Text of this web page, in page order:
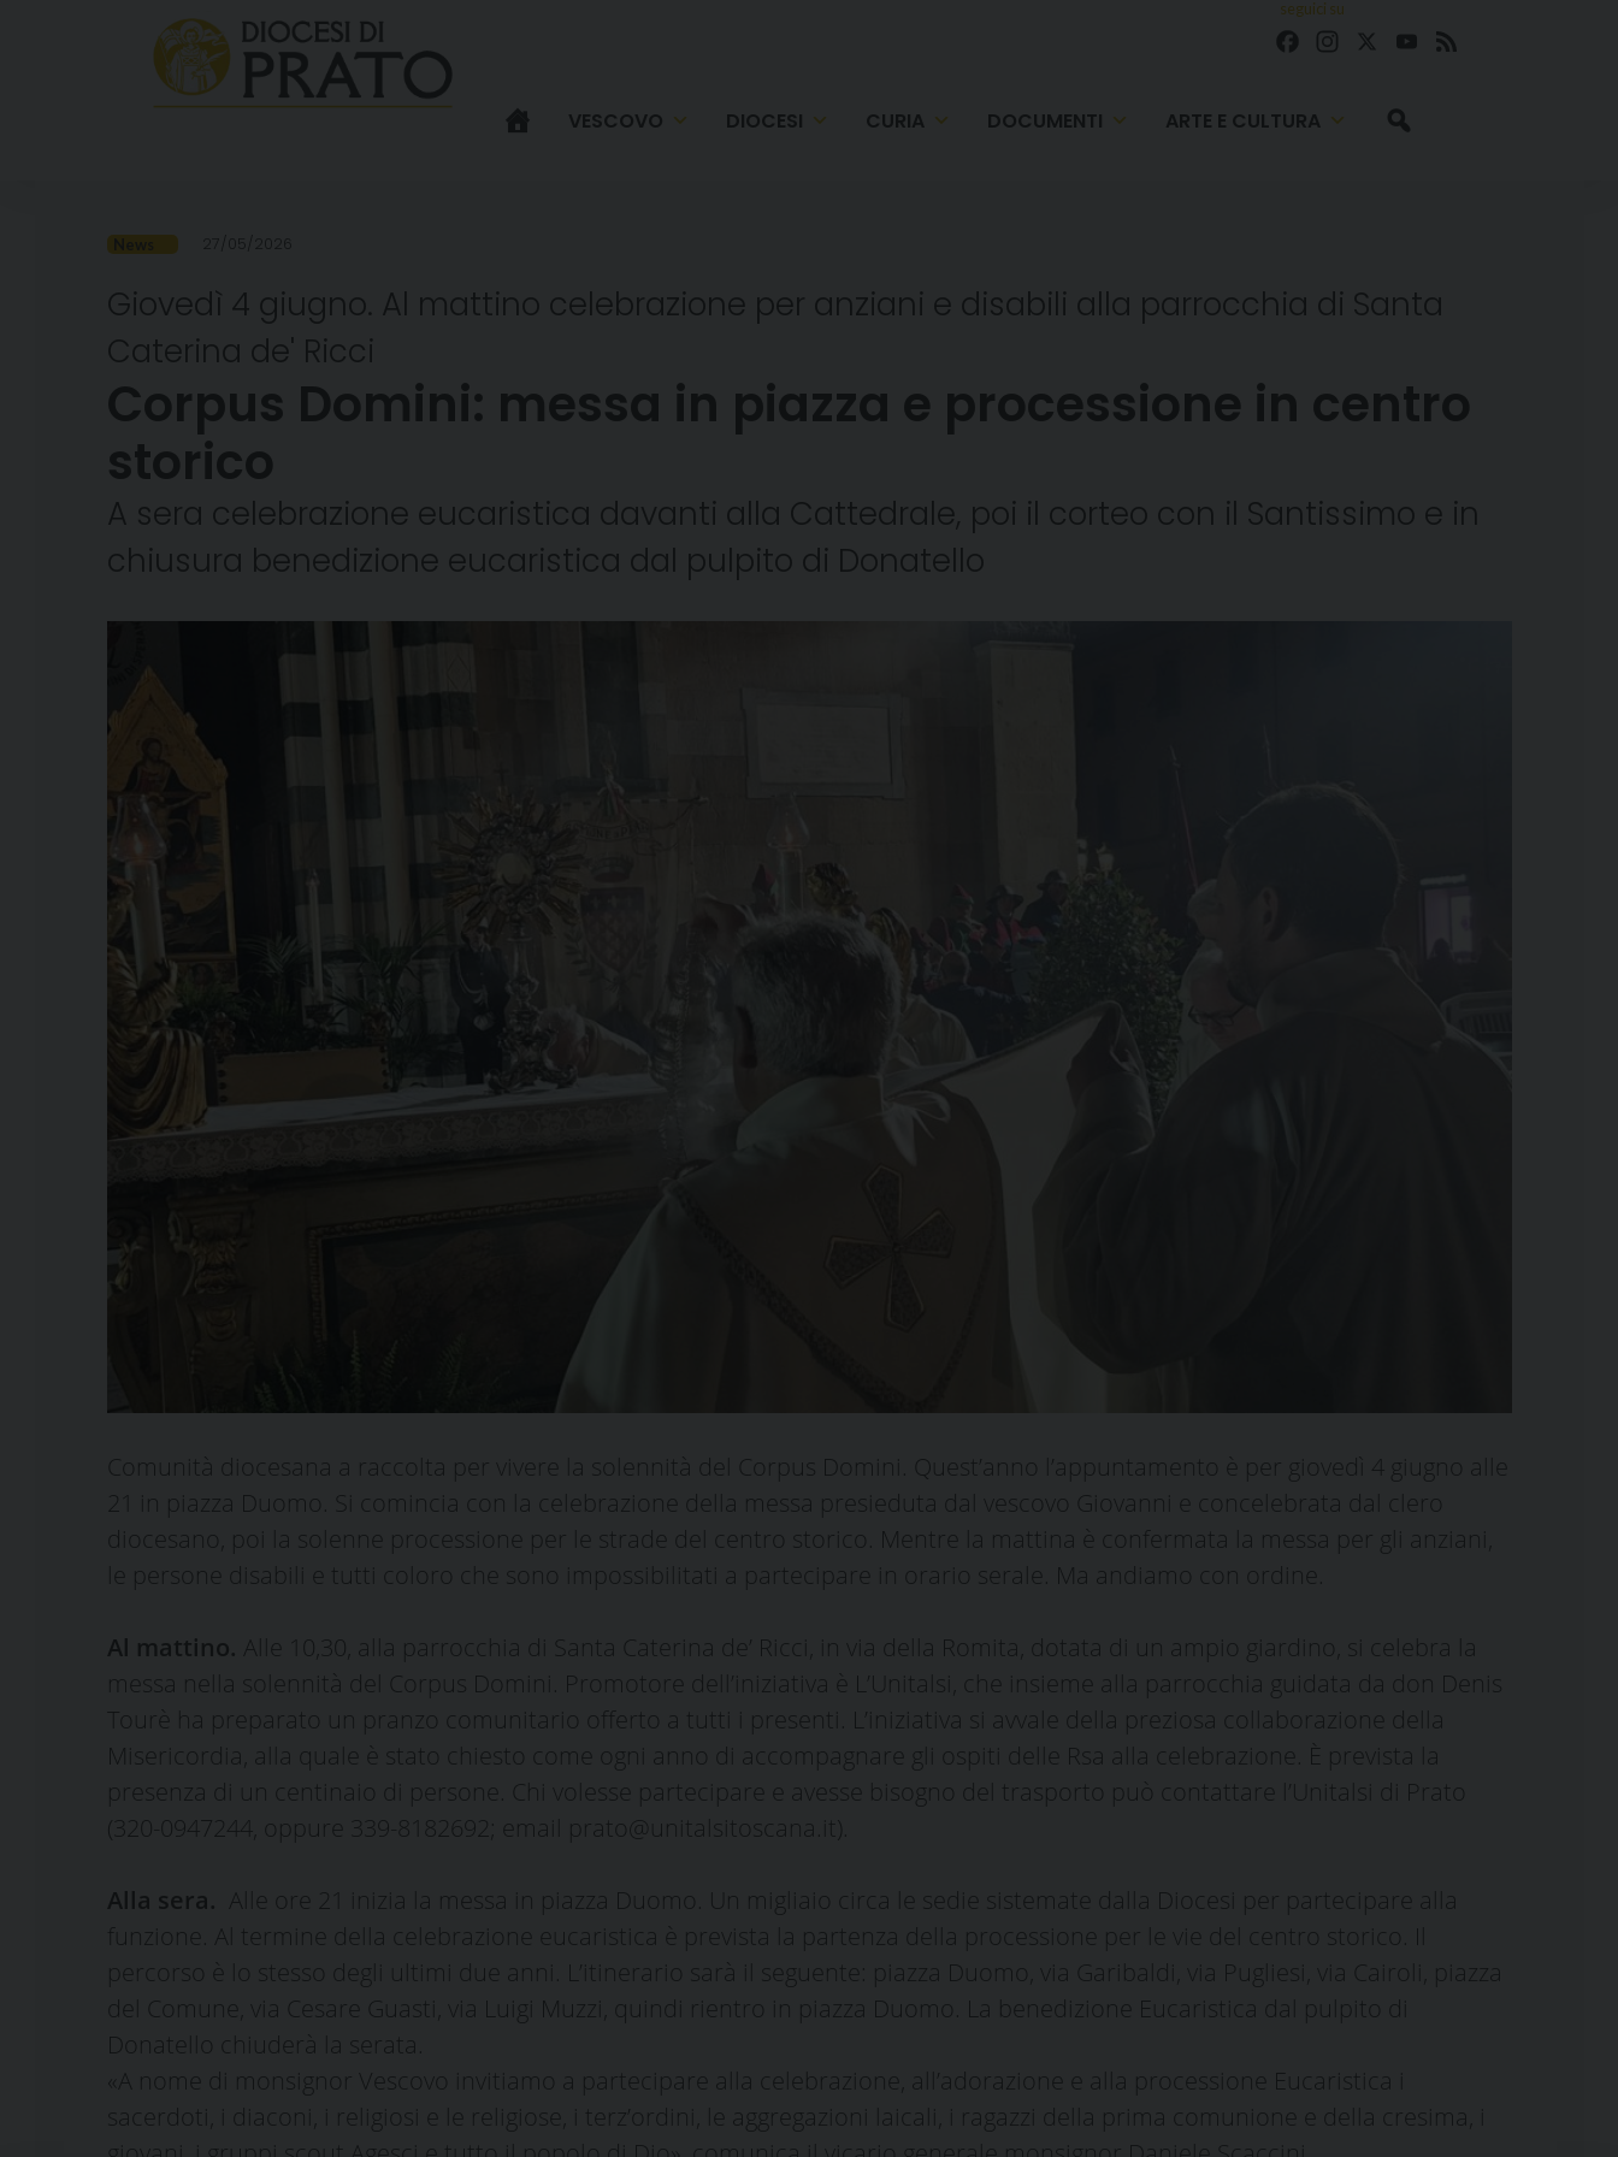
seguici su
FacebookInstagram YouTube
VESCOVO DIOCESI CURIA DOCUMENTI ARTE E CULTURA
27/05/2026
Giovedì 4 giugno. Al mattino celebrazione per anziani e disabili alla parrocchia di Santa
Caterina de' Ricci
Corpus Domini: messa in piazza e processione in centro
storico
A sera celebrazione eucaristica davanti alla Cattedrale, poi il corteo con il Santissimo e in
chiusura benedizione eucaristica dal pulpito di Donatello
Comunità diocesana a raccolta per vivere la solennità del Corpus Domini. Quest’anno l’appuntamento è per giovedì 4 giugno alle
21 in piazza Duomo. Si comincia con la celebrazione della messa presieduta dal vescovo Giovanni e concelebrata dal clero
diocesano, poi la solenne processione per le strade del centro storico. Mentre la mattina è confermata la messa per gli anziani,
le persone disabili e tutti coloro che sono impossibilitati a partecipare in orario serale. Ma andiamo con ordine.
Al mattino. Alle 10,30, alla parrocchia di Santa Caterina de’ Ricci, in via della Romita, dotata di un ampio giardino, si celebra la
messa nella solennità del Corpus Domini. Promotore dell’iniziativa è L’Unitalsi, che insieme alla parrocchia guidata da don Denis
Tourè ha preparato un pranzo comunitario offerto a tutti i presenti. L’iniziativa si avvale della preziosa collaborazione della
Misericordia, alla quale è stato chiesto come ogni anno di accompagnare gli ospiti delle Rsa alla celebrazione. È prevista la
presenza di un centinaio di persone. Chi volesse partecipare e avesse bisogno del trasporto può contattare l’Unitalsi di Prato
(320-0947244, oppure 339-8182692; email prato@unitalsitoscana.it).
Alla sera.
Alle ore 21 inizia la messa in piazza Duomo. Un migliaio circa le sedie sistemate dalla Diocesi per partecipare alla
funzione. Al termine della celebrazione eucaristica è prevista la partenza della processione per le vie del centro storico. Il
percorso è lo stesso degli ultimi due anni. L’itinerario sarà il seguente: piazza Duomo, via Garibaldi, via Pugliesi, via Cairoli, piazza
del Comune, via Cesare Guasti, via Luigi Muzzi, quindi rientro in piazza Duomo. La benedizione Eucaristica dal pulpito di
Donatello chiuderà la serata.
«A nome di monsignor Vescovo invitiamo a partecipare alla celebrazione, all’adorazione e alla processione Eucaristica i
sacerdoti, i diaconi, i religiosi e le religiose, i terz’ordini, le aggregazioni laicali, i ragazzi della prima comunione e della cresima, i